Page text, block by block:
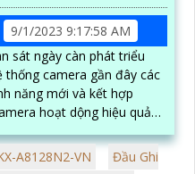
9/1/2023 9:17:58 AM
sát ngày càn phát triểu
camera gần đây các
năng mới và kết hợp
hoạt dộng hiệu quả
A8128N2-VN
Đầu Ghi